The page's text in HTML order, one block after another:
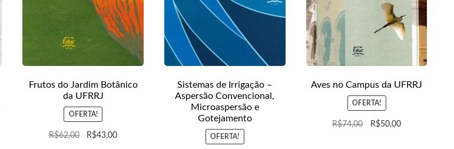
Frutos do Jardim Botânico
da UFRRJ
OFERTA!
R$62,00 R$43,00
Sistemas de Irrigação –
Aspersão Convencional,
Microaspersão e
Gotejamento
OFERTA!
Aves no Campus da UFRRJ
OFERTA!
R$74,00 R$50,00